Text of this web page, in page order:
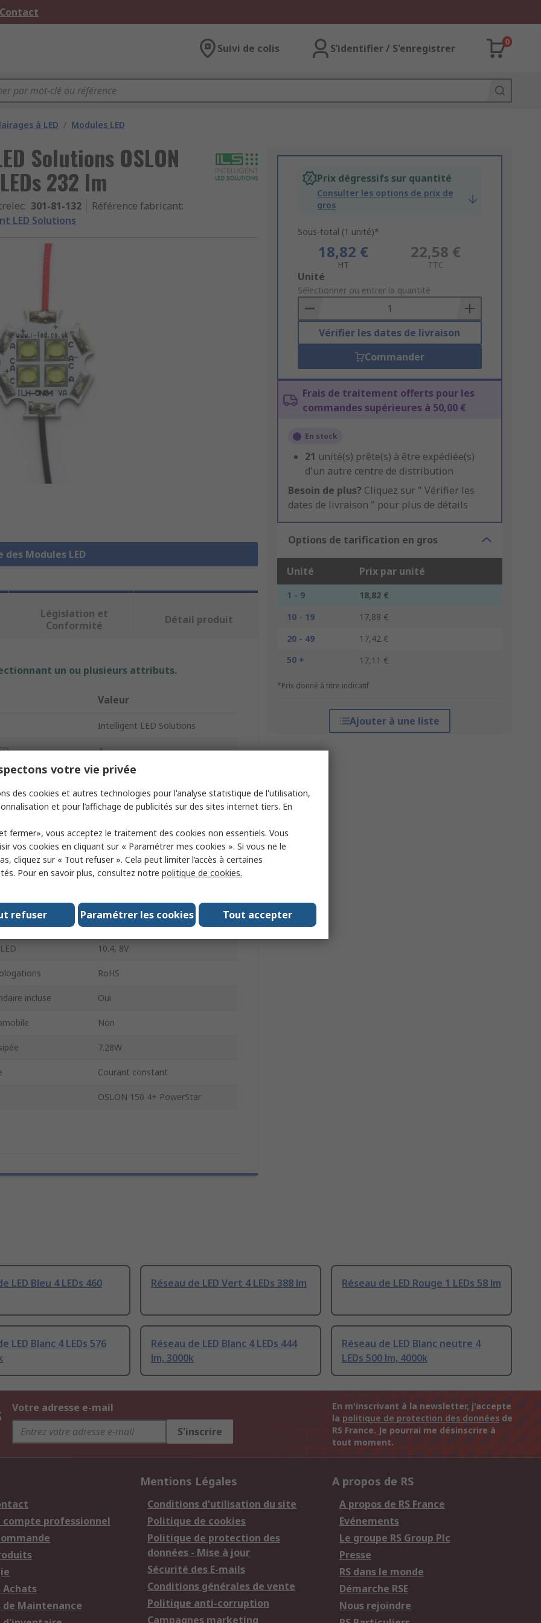
Suivi de colis S’identifier / S'enregistrer
0
à LED / Modules LED
Solutions OSLON
232 lm
: 301-81-132 Référence fabricant:
LED Solutions
des Modules LED
Prix dégressifs sur quantité
Consulter les options de prix de
gros
Sous-total (1 unité)*
18,82 €
HT
22,58 €
TTC
Add
to
Basket
Unité
Sélectionner ou entrer la quantité
Vérifier les dates de livraison
Commander
Frais de traitement offerts pour les
commandes supérieures à 50,00 €
En stock
21 unité(s) prête(s) à être expédiée(s)
d'un autre centre de distribution
Besoin de plus? Cliquez sur " Vérifier les
dates de livraison " pour plus de détails
Options de tarification en gros
Unité Prix par unité
1 - 9
18,82 €
10 - 19
17,88 €
20 - 49
17,42 €
50 +
17,11 €
*Prix donné à titre indicatif
Ajouter à une liste
Législation et
Conformité
Détail produit
un ou plusieurs attributs.
Valeur
Intelligent LED Solutions
4
Réseau de LED
Rouge
typique 232lm
20mm
10.4, 8V
RoHS
incluse Oui
Non
7.28W
Courant constant
OSLON 150 4+ PowerStar
LED Bleu 4 LEDs 460
Réseau de LED Vert 4 LEDs 388 lm Réseau de LED Rouge 1 LEDs 58 lm
LED Blanc 4 LEDs 576
Réseau de LED Blanc 4 LEDs 444
lm, 3000k
Réseau de LED Blanc neutre 4
LEDs 500 lm, 4000k
Votre adresse e-mail
S'inscrire
En m'inscrivant à la newsletter, j'accepte
la politique de protection des données de
RS France. Je pourrai me désinscrire à
tout moment.
compte professionnel
Achats
de Maintenance
Mentions Légales
Conditions d'utilisation du site
Politique de cookies
Politique de protection des
données - Mise à jour
Sécurité des E-mails
Conditions générales de vente
Politique anti-corruption
Campagnes marketing
A propos de RS
A propos de RS France
Evénements
Le groupe RS Group Plc
Presse
RS dans le monde
Démarche RSE
Nous rejoindre
votre vie privée
des cookies et autres technologies pour l'analyse statistique de l'utilisation,
et pour l’affichage de publicités sur des sites internet tiers. En
fermer», vous acceptez le traitement des cookies non essentiels. Vous
vos cookies en cliquant sur « Paramétrer mes cookies ». Si vous ne le
cliquez sur « Tout refuser ». Cela peut limiter l’accès à certaines
Pour en savoir plus, consultez notre politique de cookies.
Tout accepter
Paramétrer les cookies
refuser